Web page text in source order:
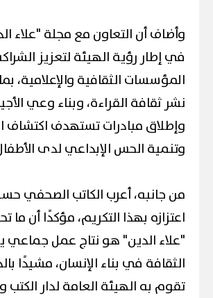
وأضاف أن التعاون مع مجلة "علاء
في إطار رؤية الهيئة لتعزيز
المؤسسات الثقافية
نشر ثقافة القراءة، وبناء وعي
وإطلاق مبادرات تستهدف اكتشاف
وتنمية الحس الإبداعي لدى
من جانبه، أعرب الكاتب الصحفي
اعتزازه بهذا التكريم، مؤكدًا أن ما
"علاء الدين" هو نتاج عمل جماعي
الثقافة في بناء الإنسان، مشيدًا
تقوم به الهيئة العامة لدار الكتب